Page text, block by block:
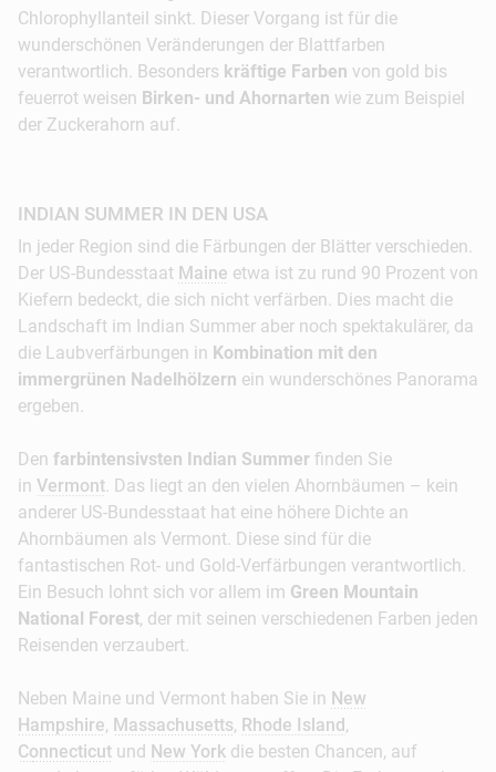
Chlorophyllanteil sinkt. Dieser Vorgang ist für die
wunderschönen Veränderungen der Blattfarben
verantwortlich. Besonders kräftige Farben von gold bis
feuerrot weisen Birken- und Ahornarten wie zum Beispiel
der Zuckerahorn auf.
INDIAN SUMMER IN DEN USA
In jeder Region sind die Färbungen der Blätter verschieden.
Der US-Bundesstaat Maine etwa ist zu rund 90 Prozent von
Kiefern bedeckt, die sich nicht verfärben. Dies macht die
Landschaft im Indian Summer aber noch spektakulärer, da
die Laubverfärbungen in Kombination mit den
immergrünen Nadelhölzern ein wunderschönes Panorama
ergeben.
Den farbintensivsten Indian Summer finden Sie
in Vermont. Das liegt an den vielen Ahornbäumen – kein
anderer US-Bundesstaat hat eine höhere Dichte an
Ahornbäumen als Vermont. Diese sind für die
fantastischen Rot- und Gold-Verfärbungen verantwortlich.
Ein Besuch lohnt sich vor allem im Green Mountain
National Forest, der mit seinen verschiedenen Farben jeden
Reisenden verzaubert.
Neben Maine und Vermont haben Sie in New
Hampshire, Massachusetts, Rhode Island ,
Connecticut und New York die besten Chancen, auf